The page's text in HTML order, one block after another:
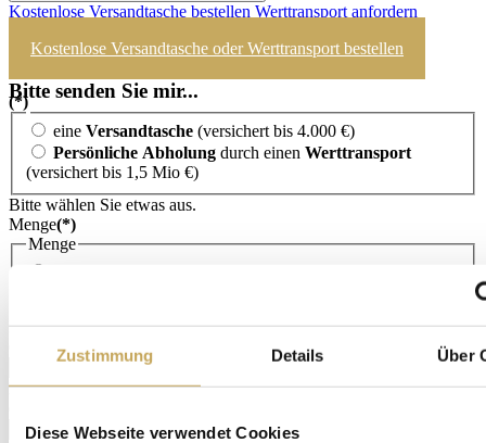
Zustimmung Details Über
Diese Webseite verwendet Cookies
Kostenlose Versandtasche bestellen Werttransport anfordern
Kostenlose Versandtasche oder Werttransport bestellen
Bitte senden Sie mir...
(*)
eine Versandtasche (versichert bis 4.000 €)
Persönliche Abholung durch einen Werttransport
(versichert bis 1,5 Mio €)
Bitte wählen Sie etwas aus.
Menge(*)
Menge
Bitte Menge angeben
Bitte Vorname angeben. Nur
Buchstaben und Bindestrich werden akzeptiert.
Bitte Nachnamen eingeben. Nur